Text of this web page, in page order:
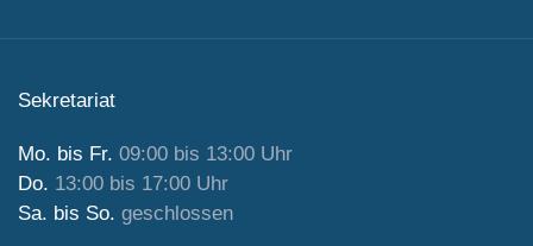
Sekretariat
Mo. bis Fr. 09:00 bis 13:00 Uhr
Do. 13:00 bis 17:00 Uhr
Sa. bis So. geschlossen